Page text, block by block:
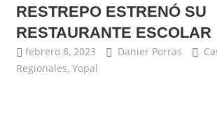
Noticias
de
Yopal
RESTREPO ESTRENÓ SU
RESTAURANTE ESCOLAR
febrero 8, 2023 Danier Porras
Regionales, Yopal